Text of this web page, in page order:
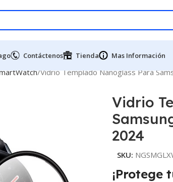
Contáctenos Tienda Mas Información
Vidrio Templado Nanoglass Para
Vidrio
2024
SKU:
¡Protege